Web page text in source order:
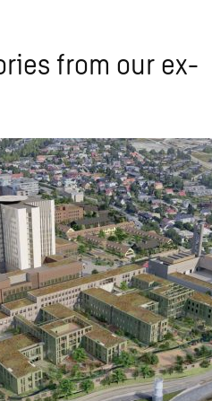
from our ex­